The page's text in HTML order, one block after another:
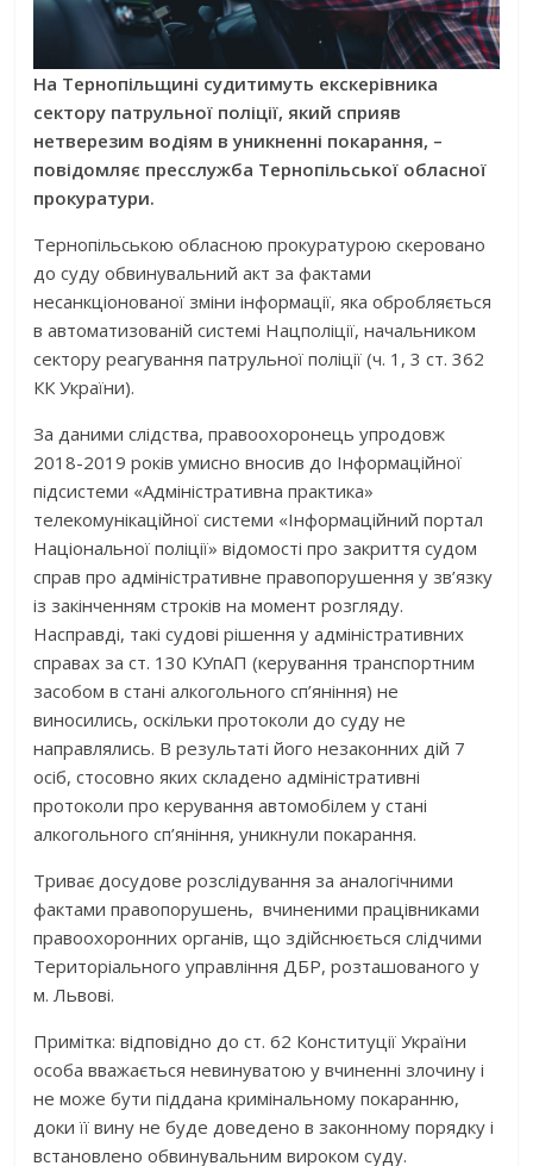
На Тернопільщині судитимуть екскерівника
сектору патрульної поліції, який сприяв
нетверезим водіям в уникненні покарання, –
повідомляє пресслужба Тернопільської обласної
прокуратури.
Тернопільською обласною прокуратурою скеровано
до суду обвинувальний акт за фактами
несанкціонованої зміни інформації, яка обробляється
в автоматизованій системі Нацполіції, начальником
сектору реагування патрульної поліції (ч. 1, 3 ст. 362
КК України).
За даними слідства, правоохоронець упродовж
2018-2019 років умисно вносив до Інформаційної
підсистеми «Адміністративна практика»
телекомунікаційної системи «Інформаційний портал
Національної поліції» відомості про закриття судом
справ про адміністративне правопорушення у зв’язку
із закінченням строків на момент розгляду.
Насправді, такі судові рішення у адміністративних
справах за ст. 130 КУпАП (керування транспортним
засобом в стані алкогольного сп’яніння) не
виносились, оскільки протоколи до суду не
направлялись. В результаті його незаконних дій 7
осіб, стосовно яких складено адміністративні
протоколи про керування автомобілем у стані
алкогольного сп’яніння, уникнули покарання.
Триває досудове розслідування за аналогічними
фактами правопорушень, вчиненими працівниками
правоохоронних органів, що здійснюється слідчими
Територіального управління ДБР, розташованого у
м. Львові.
Примітка: відповідно до ст. 62 Конституції України
особа вважається невинуватою у вчиненні злочину і
не може бути піддана кримінальному покаранню,
доки її вину не буде доведено в законному порядку і
встановлено обвинувальним вироком суду.